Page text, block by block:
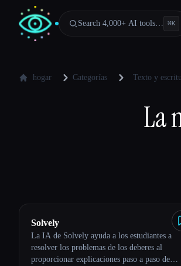
Search 4,000+ AI tools… ⌘K
hogar Categorías Texto y
La
Solvely
La IA de Solvely ayuda a los estudiantes a
resolver los problemas de los deberes al
proporcionar explicaciones paso a paso de